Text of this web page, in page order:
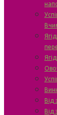
Від
Від